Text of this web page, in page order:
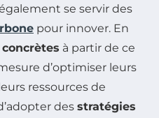
se servir des
pour innover. En
à partir de ce
d’optimiser leurs
ressources de
des stratégies